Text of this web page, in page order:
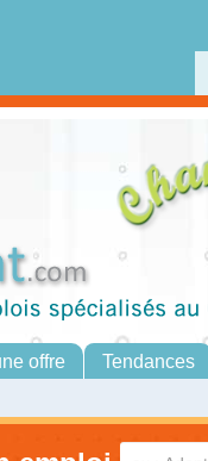
offre Tendances